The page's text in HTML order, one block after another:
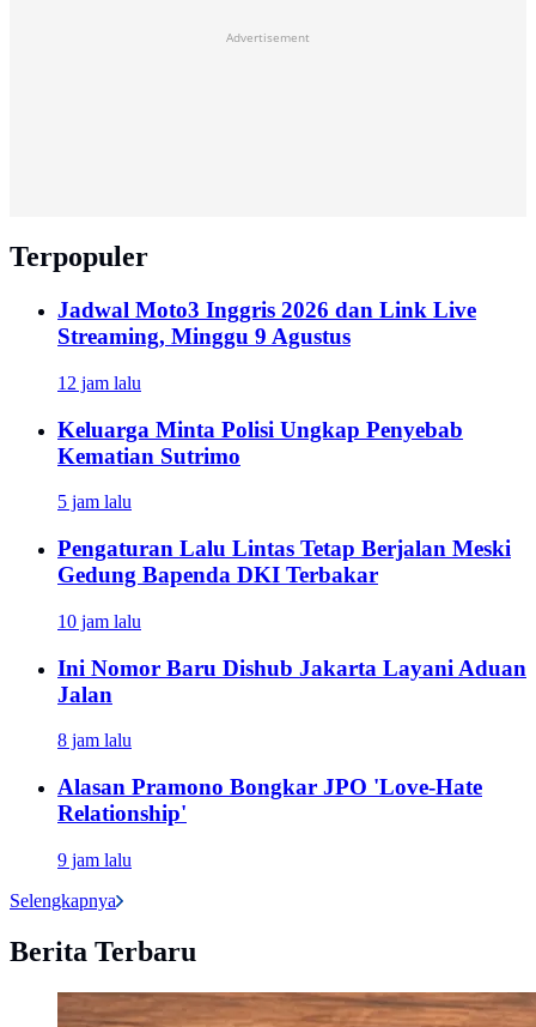
Advertisement
Terpopuler
Jadwal Moto3 Inggris 2026 dan Link Live
Streaming, Minggu 9 Agustus
12 jam lalu
Keluarga Minta Polisi Ungkap Penyebab
Kematian Sutrimo
5 jam lalu
Pengaturan Lalu Lintas Tetap Berjalan Meski
Gedung Bapenda DKI Terbakar
10 jam lalu
Ini Nomor Baru Dishub Jakarta Layani Aduan
Jalan
8 jam lalu
Alasan Pramono Bongkar JPO 'Love-Hate
Relationship'
9 jam lalu
Selengkapnya
Berita Terbaru